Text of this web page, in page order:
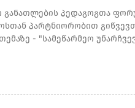
განათლების პედაგოგთა
პარტნიორობით
- "სამეწარმეო